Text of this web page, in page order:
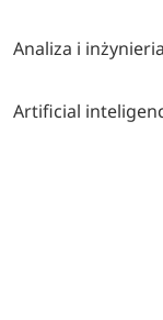
Analiza i
Artificial